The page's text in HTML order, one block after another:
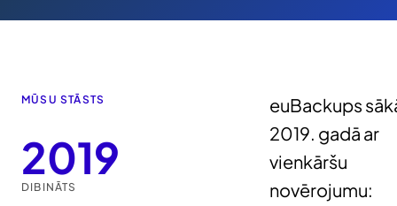
MŪSU STĀSTS
2019
DIBINĀTS
euBackups
2019. gadā ar
vienkāršu
novērojumu: